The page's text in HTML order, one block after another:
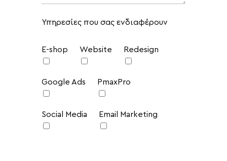
Υπηρεσίες που σας ενδιαφέρουν
E-shop Website Redesign
Google Ads PmaxPro
Social Media Email Marketing